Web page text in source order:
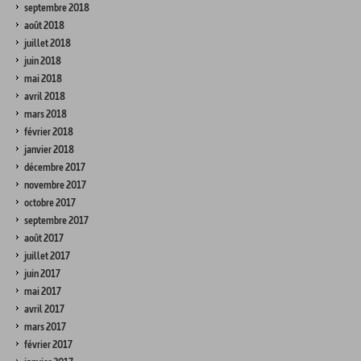
septembre 2018
août 2018
juillet 2018
juin 2018
mai 2018
avril 2018
mars 2018
février 2018
janvier 2018
décembre 2017
novembre 2017
octobre 2017
septembre 2017
août 2017
juillet 2017
juin 2017
mai 2017
avril 2017
mars 2017
février 2017